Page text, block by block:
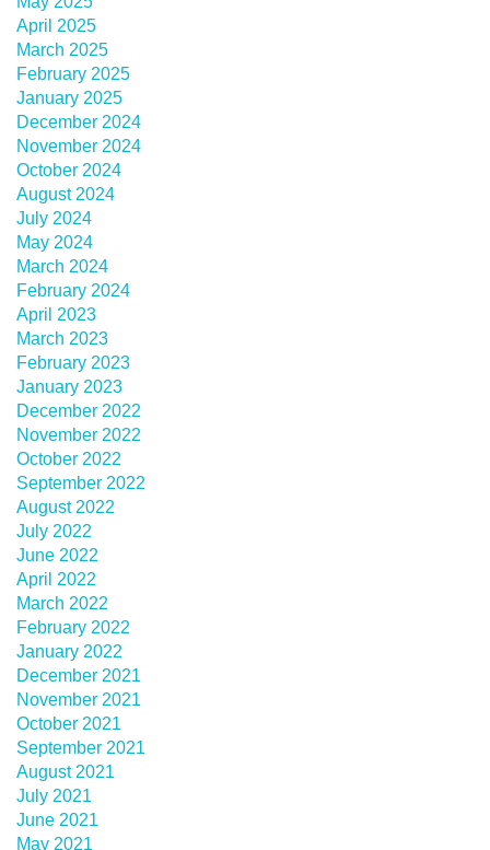
April 2025
March 2025
February 2025
January 2025
December 2024
November 2024
October 2024
August 2024
July 2024
May 2024
March 2024
February 2024
April 2023
March 2023
February 2023
January 2023
December 2022
November 2022
October 2022
September 2022
August 2022
July 2022
June 2022
April 2022
March 2022
February 2022
January 2022
December 2021
November 2021
October 2021
September 2021
August 2021
July 2021
June 2021
May 2021